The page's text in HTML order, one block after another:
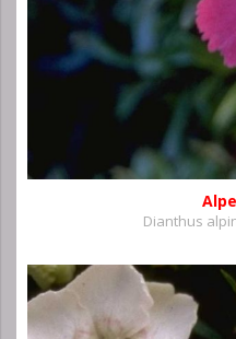
Dianthus